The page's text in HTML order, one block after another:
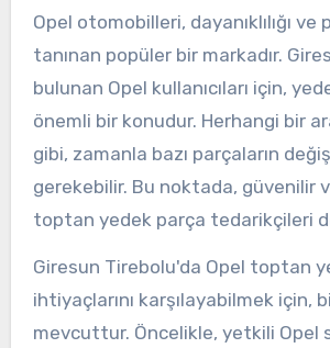
Opel otomobilleri, dayanıklılığı ve
tanınan popüler bir markadır.
bulunan Opel kullanıcıları için,
önemli bir konudur. Herhangi bir
gibi, zamanla bazı parçaların
gerekebilir. Bu noktada, güvenilir
toptan yedek parça tedarikçileri
Giresun Tirebolu'da Opel toptan
ihtiyaçlarını karşılayabilmek için,
mevcuttur. Öncelikle, yetkili Opel